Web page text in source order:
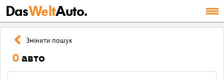
DasWeltAuto.
Змінити пошук
0авто